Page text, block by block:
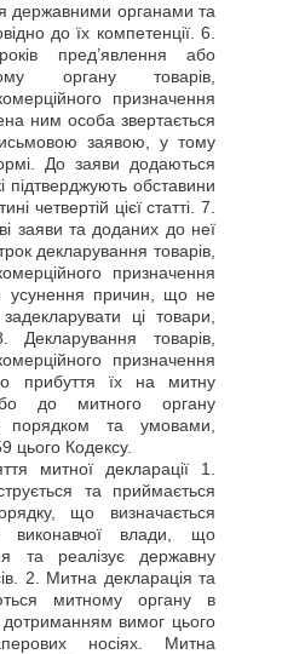
державними органами та
до їх компетенції. 6.
пред’явлення або
органу товарів,
призначення
ним особа звертається
заявою, у тому
До заяви додаються
підтверджують обставини
четвертій цієї статті. 7.
заяви та доданих до неї
декларування товарів,
призначення
усунення причин, що не
ці товари,
Декларування товарів,
призначення
прибуття їх на митну
до митного органу
порядком та умовами,
цього Кодексу.
митної декларації 1.
та приймається
що визначається
виконавчої влади, що
та реалізує державну
2. Митна декларація та
митному органу в
дотриманням вимог цього
носіях. Митна